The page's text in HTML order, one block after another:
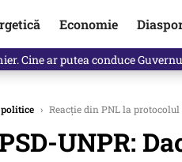
Economie
Ambasadoarea Ucrainei a
› Reacție din PNL la
UNPR: